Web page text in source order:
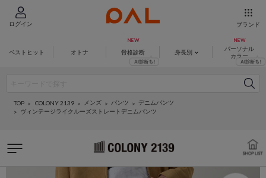
ログイン ブランド
ベストヒット オトナ 骨格診断 身長別
パーソナル
カラー
TOP COLONY 2139 メンズ パンツ
デニムパンツ
ヴィンテージライクルーズストレートデニムパンツ